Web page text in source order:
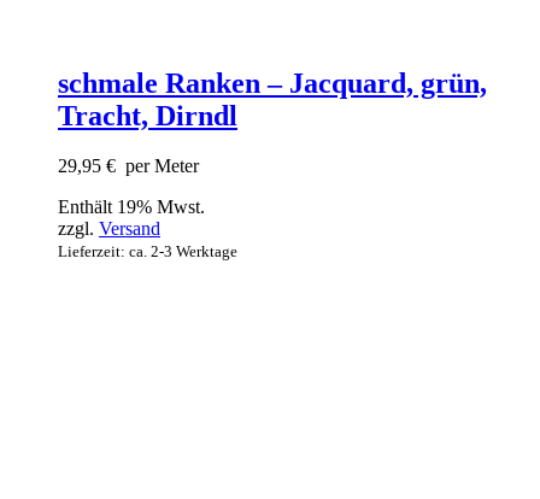
schmale Ranken – Jacquard, grün,
Tracht, Dirndl
29,95 € per Meter
Enthält 19% Mwst.
zzgl. Versand
Lieferzeit: ca. 2-3 Werktage